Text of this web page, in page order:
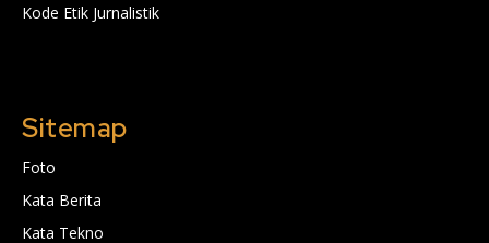
Kode Etik Jurnalistik
Sitemap
Foto
Kata Berita
Kata Tekno